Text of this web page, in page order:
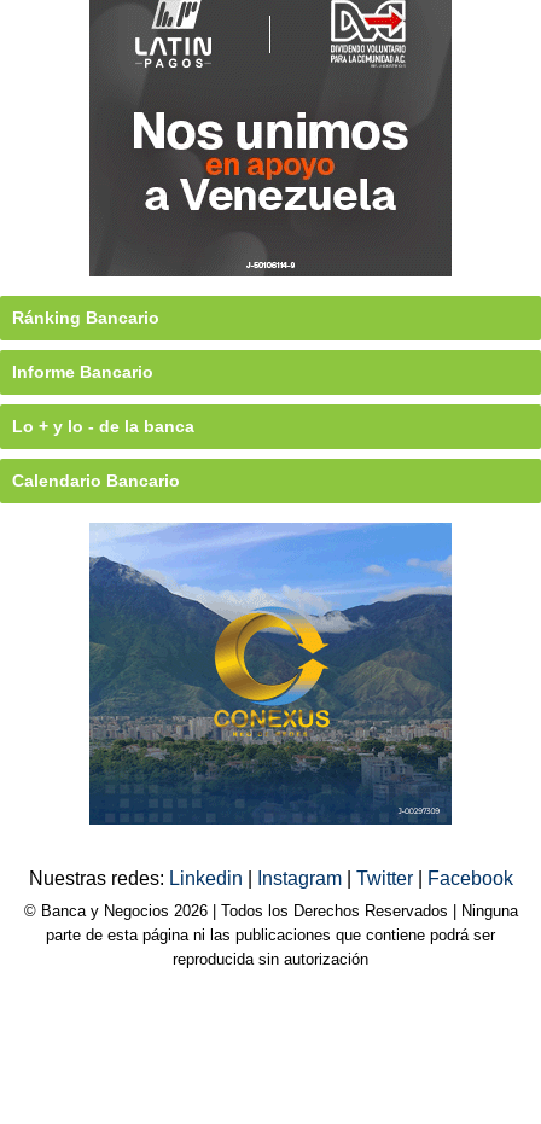
Ránking Bancario
Informe Bancario
Lo + y lo - de la banca
Calendario Bancario
Nuestras redes: Linkedin Instagram Twitter Facebook
© Banca y Negocios 2026 | Todos los Derechos Reservados | Ninguna
parte de esta página ni las publicaciones que contiene podrá ser
reproducida sin autorización